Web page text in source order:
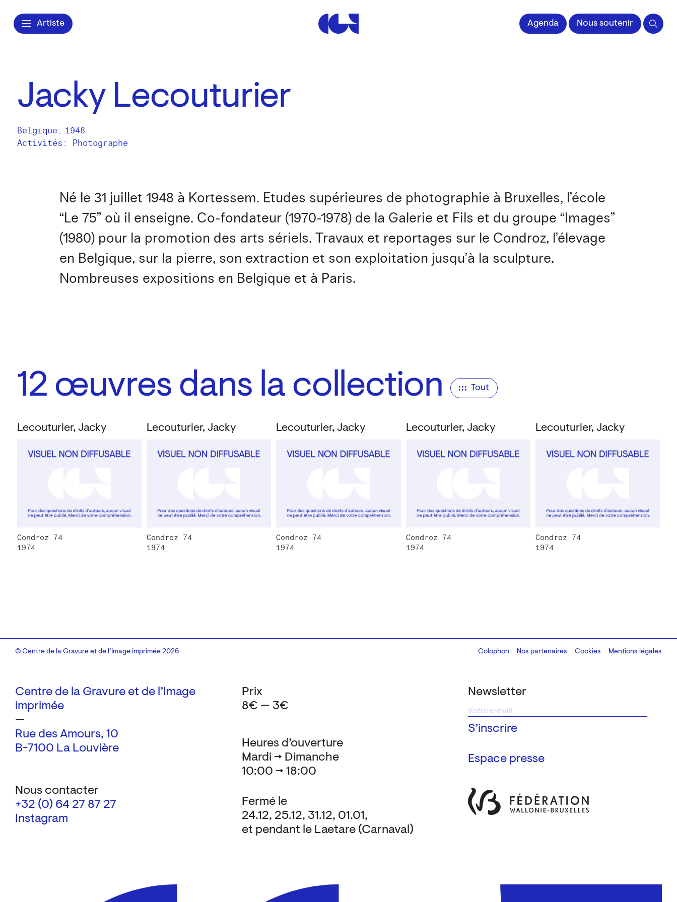
Artiste Centre de la Gravure et de l'Image impriméeAgenda Nous soutenir
Jacky Lecouturier
Belgique , 1948
Activités: Photographe
Né le 31 juillet 1948 à Kortessem. Etudes supérieures de photographie à Bruxelles, l’école
“Le 75” où il enseigne. Co-fondateur (1970-1978) de la Galerie et Fils et du groupe “Images”
(1980) pour la promotion des arts sériels. Travaux et reportages sur le Condroz, l’élevage
en Belgique, sur la pierre, son extraction et son exploitation jusqu’à la sculpture.
Nombreuses expositions en Belgique et à Paris.
12 œuvres dans la collection Tout
Lecouturier, Jacky
Condroz 74
1974
Lecouturier, Jacky
Condroz 74
1974
Lecouturier, Jacky
Condroz 74
1974
Lecouturier, Jacky
Condroz 74
1974
Lecouturier, Jacky
Condroz 74
1974
Centre de la Gravure et de l’Image
imprimée
—
Rue des Amours, 10
B-7100 La Louvière
Nous contacter
+32 (0) 64 27 87 27
Instagram
Newsletter
Espace presse
Heures d’ouverture
Mardi → Dimanche
10:00 → 18:00
Fermé le
24.12, 25.12, 31.12, 01.01,
et pendant le Laetare (Carnaval)
Prix
8€ — 3€
© Centre de la Gravure et de l’Image imprimée 2026 Colophon
Design:Marcel Kaczmarek, code:8080.studio
Nos partenaires Cookies Mentions légales